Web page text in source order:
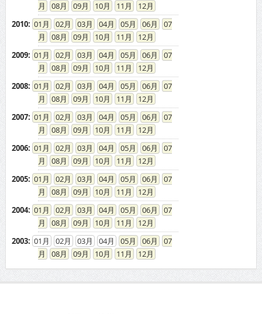
08
09 10 11
12
2010: 01 02 03 04 05 06
07
08
09 10 11
12
2009: 01 02 03 04 05 06
07
08
09 10 11
12
2008: 01 02 03 04 05 06
07
08
09 10 11
12
2007: 01 02 03 04 05 06
07
08
09 10 11
12
2006: 01 02 03 04 05 06
07
08
09 10 11
12
2005: 01 02 03 04 05 06
07
08
09 10 11
12
2004: 01 02 03 04 05 06
07
08
09 10 11
12
2003: 01 02 03 04 05 06
07
08
09 10 11 12